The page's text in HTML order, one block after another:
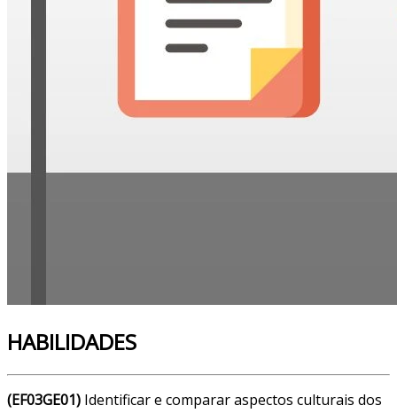
HABILIDADES
(EF03GE01) Identificar e comparar aspectos culturais dos